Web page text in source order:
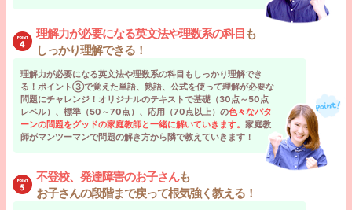
理解力が必要になる英文法や理数系の科目 も
しっかり理解できる！
理解力が必要になる英文法や理数系の科目もしっかり理解でき
る！ポイント③で覚えた単語、熟語、公式を使って理解が必要な
問題にチャレンジ！オリジナルのテキストで基礎（30点～50点
レベル）、標準（50～70点）、応用（70点以上）の色々なパタ
ーンの問題をグッドの家庭教師と一緒に解いていきます。 家庭教
師がマンツーマンで問題の解き方から隣で教えていきます！
不登校、発達障害のお子さんも
お子さんの段階まで戻って根気強く教える！